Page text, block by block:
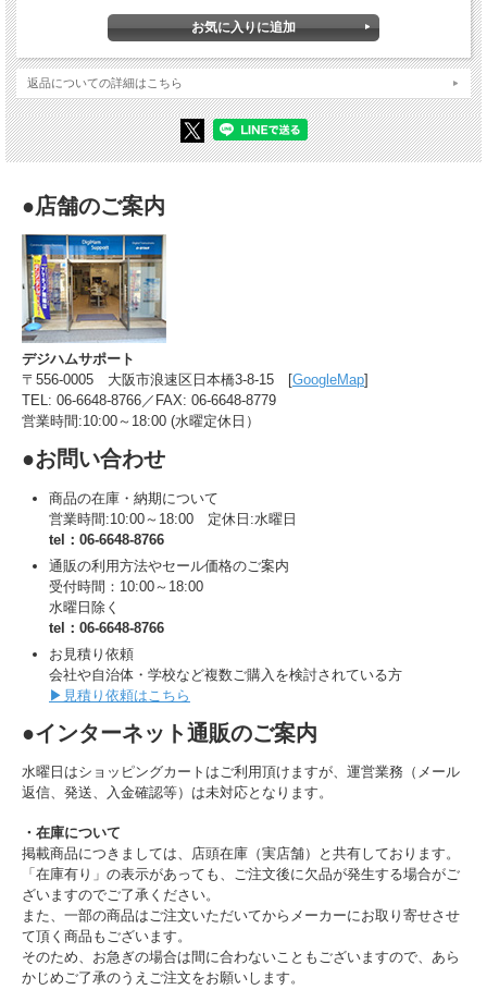
帯域外の信号を効率よく減衰させる15分割のBPF。
強信号入力時の受信IMD特性を向上させる新機能「IP＋」を搭載。
コンパクトなボディにオートアンテナチューナーを内蔵。 ほか
IC-7300インターフェース
付属品
アップ/ ダウンスイッチ付きハンドマイクロホン HM-219
電源ケーブル
予備ヒューズ ほか
返品についての詳細はこちら
●店舗のご案内
デジハムサポート
〒556-0005 大阪市浪速区日本橋3-8-15 [GoogleMap]
TEL: 06-6648-8766／FAX: 06-6648-8779
営業時間:10:00～18:00 (水曜定休日）
●お問い合わせ
商品の在庫・納期について
営業時間:10:00～18:00 定休日:水曜日
tel：06-6648-8766
通販の利用方法やセール価格のご案内
受付時間：10:00～18:00
水曜日除く
tel：06-6648-8766
お見積り依頼
会社や自治体・学校など複数ご購入を検討されている方
▶見積り依頼はこちら
●インターネット通販のご案内
水曜日はショッピングカートはご利用頂けますが、運営業務（メール
返信、発送、入金確認等）は未対応となります。
・在庫について
掲載商品につきましては、店頭在庫（実店舗）と共有しております。
「在庫有り」の表示があっても、ご注文後に欠品が発生する場合がご
ざいますのでご了承ください。
また、一部の商品はご注文いただいてからメーカーにお取り寄せさせ
て頂く商品もございます。
そのため、お急ぎの場合は間に合わないこともございますので、あら
かじめご了承のうえご注文をお願いします。